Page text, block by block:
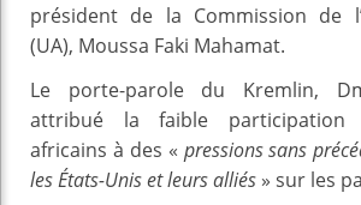
président de la Commission de
(UA), Moussa Faki Mahamat.
Le porte-parole du Kremlin,
attribué la faible participation
africains à des « pressions sans
les États-Unis et leurs alliés » sur les